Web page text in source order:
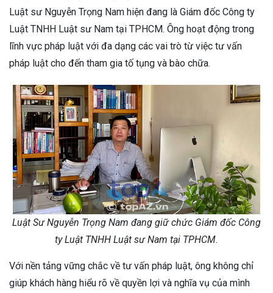
Luật sư Nguyễn Trọng Nam hiện đang là Giám đốc Công ty
Luật TNHH Luật sư Nam tại TPHCM. Ông hoạt động trong
lĩnh vực pháp luật với đa dạng các vai trò từ việc tư vấn
pháp luật cho đến tham gia tố tụng và bào chữa.
Luật Sư Nguyễn Trọng Nam đang giữ chức Giám đốc Công
ty Luật TNHH Luật sư Nam tại TPHCM.
Với nền tảng vững chắc về tư vấn pháp luật, ông không chỉ
giúp khách hàng hiểu rõ về quyền lợi và nghĩa vụ của mình